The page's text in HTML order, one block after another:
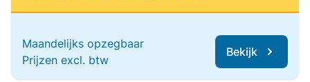
Maandelijks opzegbaar
Prijzen excl. btw
Bekijk